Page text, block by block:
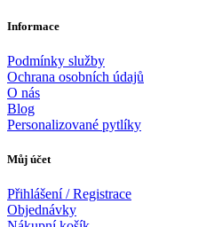
Informace
Podmínky služby
Ochrana osobních údajů
O nás
Blog
Personalizované pytlíky
Můj účet
Přihlášení / Registrace
Objednávky